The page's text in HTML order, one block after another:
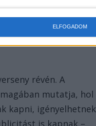
ELFOGADOM
milyen az adott
is bejutott a
révén. A
mutatja, hol
kapni, igényelhetnek
is kapnak –